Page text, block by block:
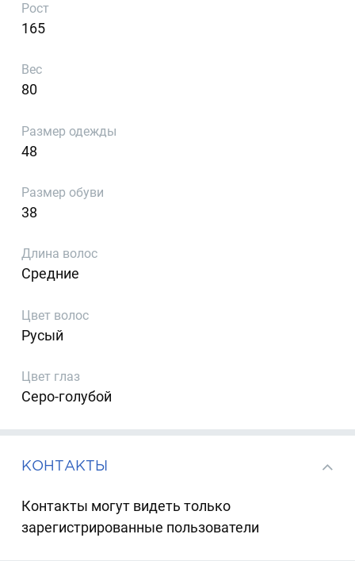
Рост
165
Вес
80
Размер одежды
48
Размер обуви
38
Длина волос
Средние
Цвет волос
Русый
Цвет глаз
Серо-голубой
КОНТАКТЫ
Контакты могут видеть только
зарегистрированные пользователи